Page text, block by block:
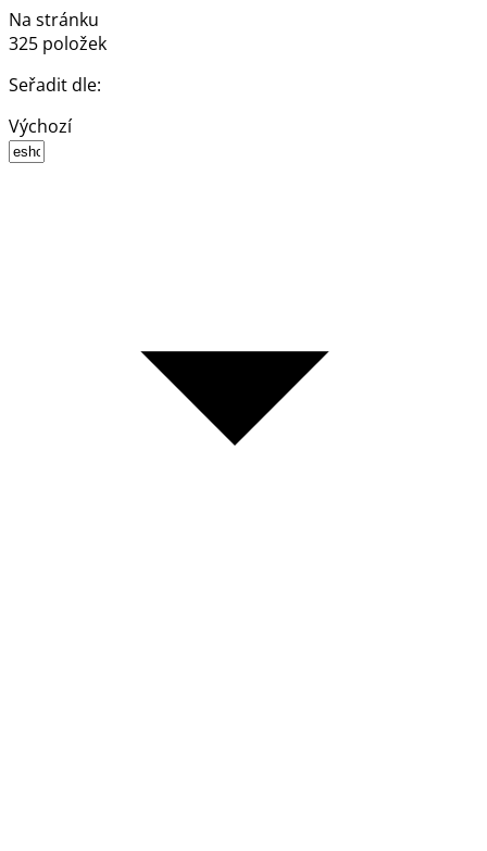
Na stránku
325 položek
Seřadit dle:
Výchozí